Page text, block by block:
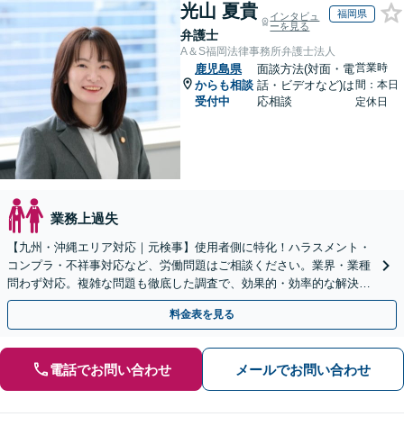
光山 夏貴
弁護士
インタビュ
ーを見る
福岡県
A＆S福岡法律事務所弁護士法人
鹿児島県
からも相談
受付中
面談方法(対面・電
話・ビデオなど)は
応相談
営業時
間：本日
定休日
業務上過失
【九州・沖縄エリア対応｜元検事】使用者側に特化！ハラスメント・
コンプラ・不祥事対応など、労働問題はご相談ください。業界・業種
問わず対応。複雑な問題も徹底した調査で、効果的・効率的な解決を
目指します。セカンドオピニオン可【休日・夜間相談可】
料金表を見る
電話でお問い合わせ メールでお問い合わせ